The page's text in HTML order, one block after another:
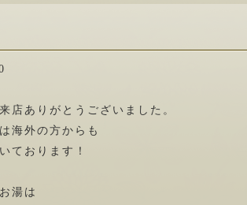
店ありがとうございました。
海外の方からも
ております！
湯は